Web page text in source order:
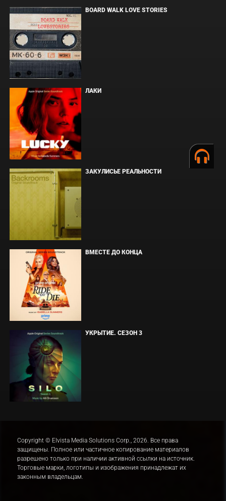
BOARD WALK LOVE STORIES
ЛАКИ
ЗАКУЛИСЬЕ РЕАЛЬНОСТИ
ВМЕСТЕ ДО КОНЦА
УКРЫТИЕ. СЕЗОН 3
Copyright © Elvista Media Solutions Corp., 2026. Все права
защищены. Полное или частичное копирование материалов
разрешено только при наличии активной ссылки на источник.
Торговые марки, логотипы и изображения принадлежат их
законным владельцам.